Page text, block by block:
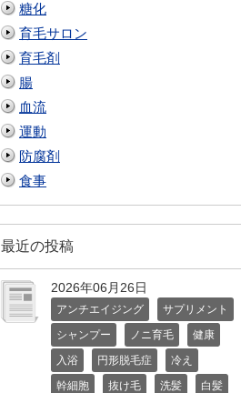
糖化
育毛サロン
育毛剤
腸
血流
運動
防腐剤
食事
最近の投稿
2026年06月26日
アンチエイジング
サプリメント
シャンプー
ノニ育毛
健康
入浴
円形脱毛症
冷え
幹細胞
抜け毛 洗髪
白髪